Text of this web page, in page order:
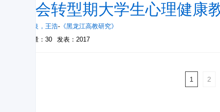
社会转型期大学生心理健康
俞国良 ， 王浩- 《黑龙江高教研究》
被引量：30
发表：2017
1 2